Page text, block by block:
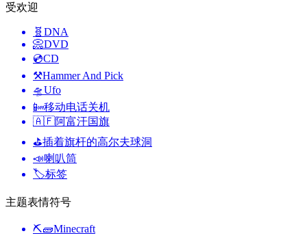
受欢迎
🧬 DNA
📀DVD
💿CD
⚒️Hammer And Pick
🛸Ufo
📴移动电话关机
🇦🇫阿富汗国旗
⛳插着旗杆的高尔夫球洞
📣喇叭筒
🏷️标签
主题表情符号
⛏🧱Minecraft